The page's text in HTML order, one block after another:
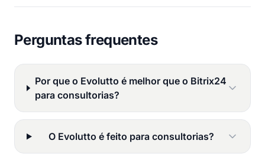
Perguntas frequentes
Por que o Evolutto é melhor que o Bitrix24
para consultorias?
O Evolutto é feito para consultorias?